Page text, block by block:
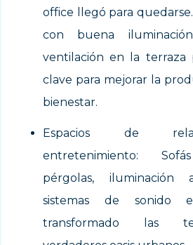
office llegó para
con buena
ventilación en la terraza
clave para mejorar la
bienestar.
Espacios de
entretenimiento:
pérgolas, iluminación
sistemas de sonido
transformado las